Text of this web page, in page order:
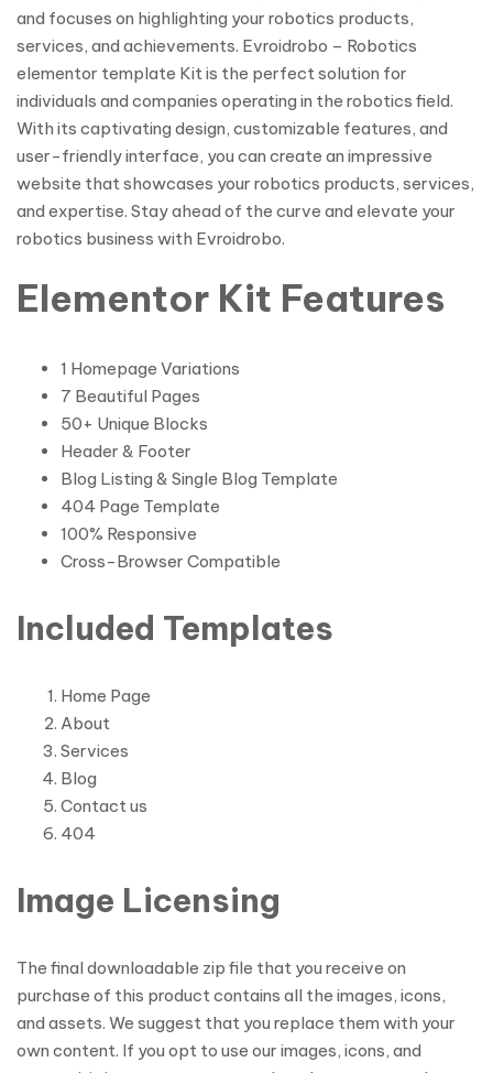
and focuses on highlighting your robotics products,
services, and achievements. Evroidrobo – Robotics
elementor template Kit is the perfect solution for
individuals and companies operating in the robotics field.
With its captivating design, customizable features, and
user-friendly interface, you can create an impressive
website that showcases your robotics products, services,
and expertise. Stay ahead of the curve and elevate your
robotics business with Evroidrobo.
Elementor Kit Features
1 Homepage Variations
7 Beautiful Pages
50+ Unique Blocks
Header & Footer
Blog Listing & Single Blog Template
404 Page Template
100% Responsive
Cross-Browser Compatible
Included Templates
Home Page
About
Services
Blog
Contact us
404
Image Licensing
The final downloadable zip file that you receive on
purchase of this product contains all the images, icons,
and assets. We suggest that you replace them with your
own content. If you opt to use our images, icons, and